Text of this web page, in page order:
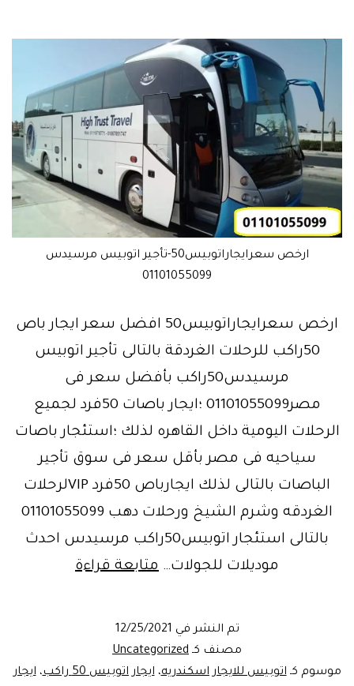
ارخص سعرايجاراتوبيس50-تأجير اتوبيس مرسيدس
01101055099
ارخص سعرايجاراتوبيس50 افضل سعر ايجار باص
50راكب للرحلات الغردقة بالتالى تأجير اتوبيس
مرسيدس50راكب بأفضل سعر فى
مصر01101055099 ؛ايجار باصات 50فرد لجميع
الرحلات اليومية داخل القاهره لذلك ؛استئجار باصات
سياحيه فى مصر بأقل سعر فى سوق تأجير
الباصات بالتالى لذلك ايجارباص 50فرد VIPلرحلات
الغردقه وشرم الشيخ ورحلات دهب 01101055099
بالتالى استئجار اتوبيس50راكب مرسيدس احدث
موديلات للجولات… متابعة قراءة
تم النشر في 12/25/2021
مصنف كـ Uncategorized
موسوم كـاتوبيس للايجار اسكندريه،ايجار اتوبيس 50 راكب ،ايجار